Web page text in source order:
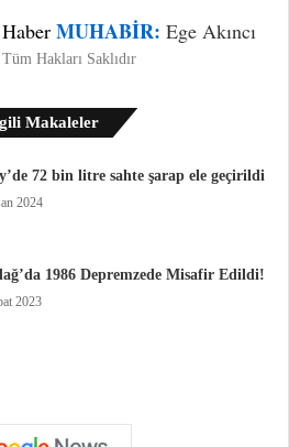
MUHABIR: Ege Akıncı
Hakları Saklıdır
Makaleler
72 bin litre sahte şarap ele geçirildi
2024
1986 Depremzede Misafir Edildi!
2023